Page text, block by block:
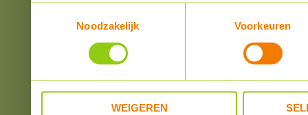
informatie die u aan ze
verzameld op basis van
Noodzakelijk
Voorkeuren
WEIGEREN